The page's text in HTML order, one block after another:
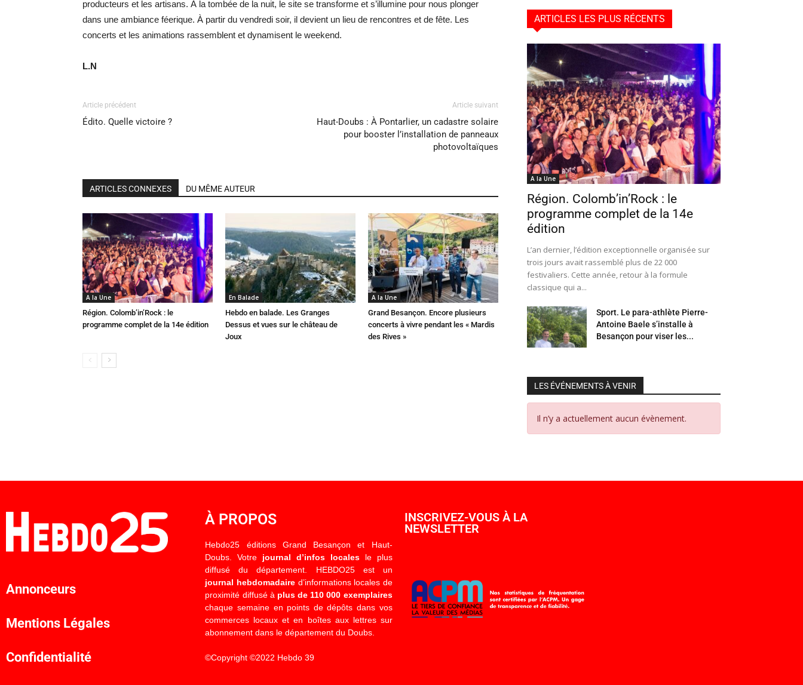
producteurs et les artisans. À la tombée de la nuit, le site se transforme et s’illumine pour nous plonger
dans une ambiance féerique. À partir du vendredi soir, il devient un lieu de rencontres et de fête. Les
concerts et les animations rassemblent et dynamisent le weekend.
L.N
Article précédent
Édito. Quelle victoire ?
Article suivant
Haut-Doubs : À Pontarlier, un cadastre solaire
pour booster l’installation de panneaux
photovoltaïques
ARTICLES CONNEXES DU MÊME AUTEUR
A la Une
Région. Colomb’in’Rock : le
programme complet de la 14e édition
En Balade
Hebdo en balade. Les Granges
Dessus et vues sur le château de
Joux
A la Une
Grand Besançon. Encore plusieurs
concerts à vivre pendant les « Mardis
des Rives »
ARTICLES LES PLUS RÉCENTS
A la Une
Région. Colomb’in’Rock : le
programme complet de la 14e
édition
L’an dernier, l’édition exceptionnelle organisée sur
trois jours avait rassemblé plus de 22 000
festivaliers. Cette année, retour à la formule
classique qui a...
Sport. Le para-athlète Pierre-
Antoine Baele s’installe à
Besançon pour viser les...
LES ÉVÉNEMENTS À VENIR
Il n’y a actuellement aucun évènement.
Annonceurs
Mentions Légales
Confidentialité
À PROPOS
Hebdo25 éditions Grand Besançon et Haut-
Doubs. Votre journal d’infos localesle plus
diffusé du département. HEBDO25 est un
journal hebdomadaired’informations locales de
proximité diffusé à plus de 110 000 exemplaires
chaque semaine en points de dépôts dans vos
commerces locaux et en boîtes aux lettres sur
abonnement dans le département du Doubs.
©Copyright ©2022 Hebdo 39
INSCRIVEZ-VOUS À LA
NEWSLETTER